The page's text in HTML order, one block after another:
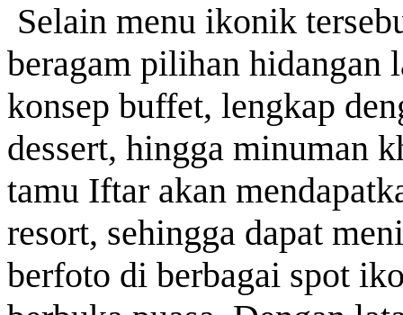
Selain menu ikonik
beragam pilihan hidangan
konsep buffet, lengkap
dessert, hingga minuman
tamu Iftar akan
resort, sehingga dapat
berfoto di berbagai spot